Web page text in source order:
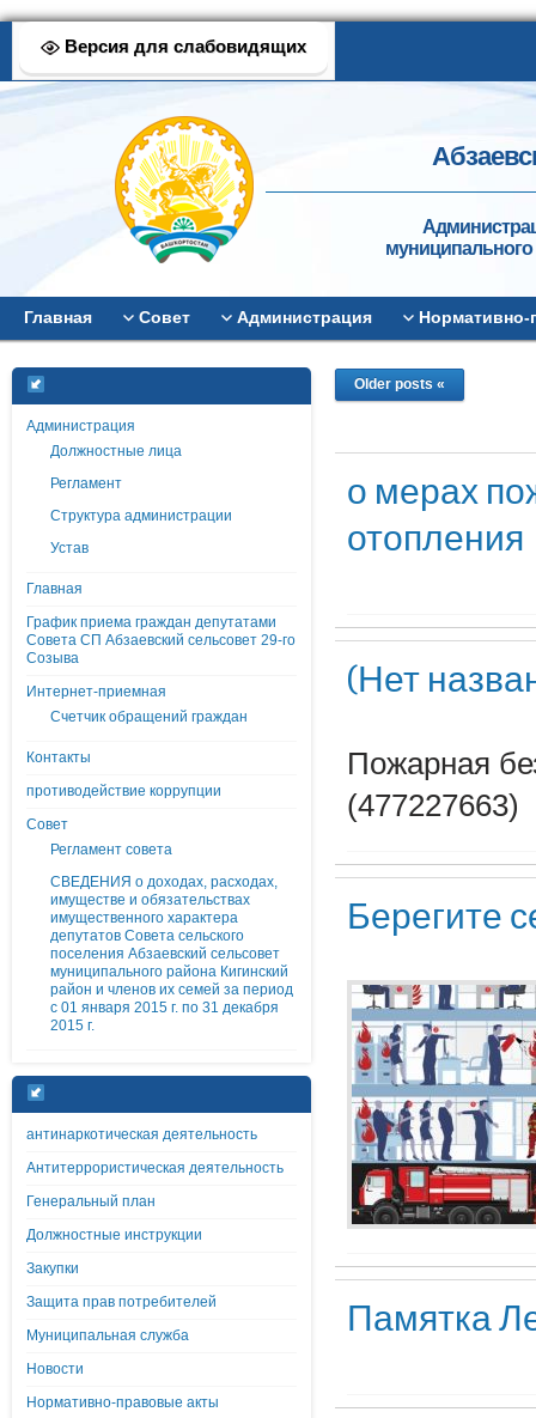
Версия для слабовидящих
муниципального
Главная Совет Администрация
Администрация
Должностные лица
Регламент
Структура администрации
Устав
Главная
График приема граждан депутатами
Совета СП Абзаевский сельсовет 29-го
Созыва
Интернет-приемная
Счетчик обращений граждан
Контакты
противодействие коррупции
Совет
Регламент совета
СВЕДЕНИЯ о доходах, расходах,
имуществе и обязательствах
имущественного характера
депутатов Совета сельского
поселения Абзаевский сельсовет
муниципального района Кигинский
район и членов их семей за период
с 01 января 2015 г. по 31 декабря
2015 г.
антинаркотическая деятельность
Антитеррористическая деятельность
Генеральный план
Должностные инструкции
Закупки
Защита прав потребителей
Муниципальная служба
Новости
Нормативно-правовые акты
Older posts «
о мерах
отопления
(Нет
Пожарная
(477227663)
Берегите
Памятка